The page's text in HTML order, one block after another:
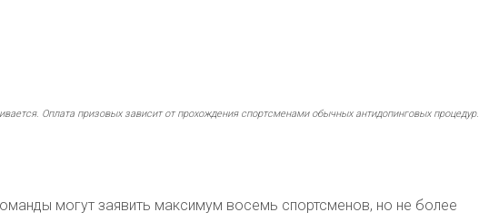
Оплата призовых зависит от прохождения спортсменами обычных антидопинговых процедур.
могут заявить максимум восемь спортсменов, но не более